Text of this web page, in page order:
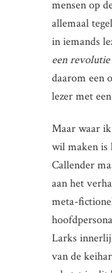
mensen op
allemaal
in iemands
een revolutie
daarom een
lezer met
Maar waar
wil maken is
Callender
aan het
meta-
Larks
van de